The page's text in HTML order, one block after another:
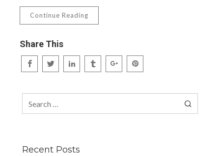
Continue Reading
Share This
Recent Posts